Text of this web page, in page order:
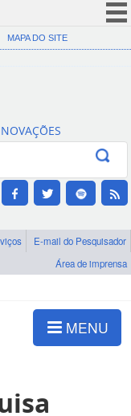
(COVID-19)
Canais
MAPA DO SITE
E-mail do Pesquisador
Área de imprensa
MENU